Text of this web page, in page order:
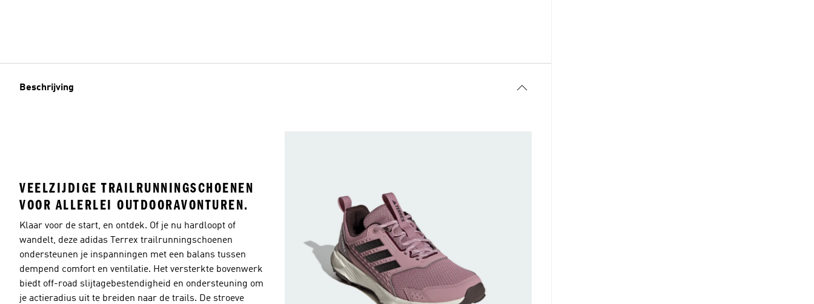
AI-generated
Beschrijving
VEELZIJDIGE TRAILRUNNINGSCHOENEN
VOOR ALLERLEI OUTDOORAVONTUREN.
Klaar voor de start, en ontdek. Of je nu hardloopt of
wandelt, deze adidas Terrex trailrunningschoenen
ondersteunen je inspanningen met een balans tussen
dempend comfort en ventilatie. Het versterkte bovenwerk
biedt off-road slijtagebestendigheid en ondersteuning om
je actieradius uit te breiden naar de trails. De stroeve